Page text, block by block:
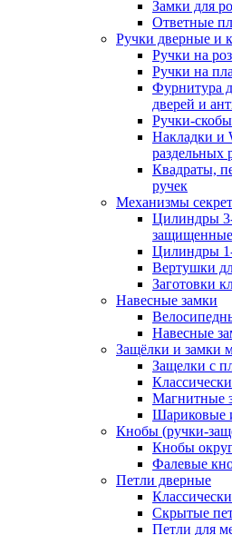
Замки для
Ответные
Ручки дверные и
Ручки на
Ручки на
Фурнитура
дверей и
Ручки-скобы
Накладки и
раздельных
Квадраты,
ручек
Механизмы
Цилиндры
Цилиндры 1-
Вертушки
Заготовки
Навесные замки
Навесные
Защёлки и замки
Защелки с
Магнитные
Шариковые
Кнобы (ручки-
Кнобы
Фалевые
Петли дверные
Скрытые
Петли для